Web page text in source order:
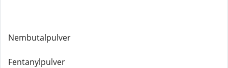
Nembutalpulver
Fentanylpulver